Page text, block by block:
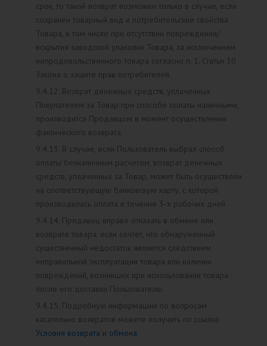
срок, то такой возврат возможен только в случае, если
сохранен товарный вид и потребительские свойства
Товара, в том числе при отсутствии повреждения/
вскрытия заводской упаковки Товара, за исключением
непродовольственного товара согласно п. 1. Статьи 30
Закона о защите прав потребителей.
9.4.12. Возврат денежных средств, уплаченных
Покупателем за Товар при способе оплаты наличными,
производится Продавцом в момент осуществления
фактического возврата.
9.4.13. В случае, если Пользователь выбрал способ
оплаты безналичным расчетом, возврат денежных
средств, уплаченных за Товар, может быть осуществлен
на соответствующую банковскую карту, с которой
производилась оплата в течение 3-х рабочих дней.
9.4.14. Продавец вправе отказать в обмене или
возврате товара, если сочтет, что обнаруженный
существенный недостаток является следствием
неправильной эксплуатации товара или наличии
повреждений, возникших при использовании товара
после его доставки Пользователю.
9.4.15. Подробную информацию по вопросам
касательно возвратов можете получить по ссылке
Условия возврата и обмена